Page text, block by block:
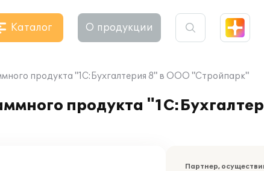
Каталог О продукции
продукта "1С:Бухгалтерия 8" в ООО "Стройпарк"
продукта
Партнер,